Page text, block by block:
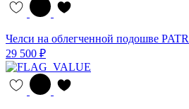
Челси на облегченной подошве
29 500 ₽